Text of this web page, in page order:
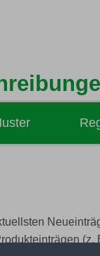
(z.